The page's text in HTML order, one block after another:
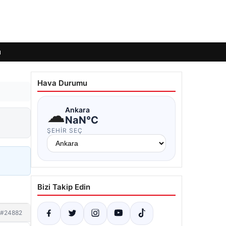
#24882
Hava Durumu
☁Ankara
NaN°C
ŞEHIR SEÇ
Bizi Takip Edin